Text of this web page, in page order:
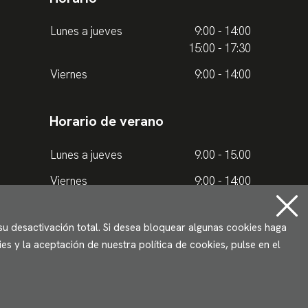
Lunes a jueves
9:00 - 14:00
15:00 - 17:30
Viernes
9:00 - 14:00
Horario de verano
Lunes a jueves
9.00 - 15.00
Viernes
9:00 - 14:00
total. Si desea bloquear algunas cookies haga
y la aceptación de nuestra política de cookies, pulse en el